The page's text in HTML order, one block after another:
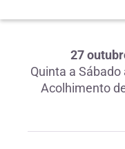
27
Quinta a
Acolhimento